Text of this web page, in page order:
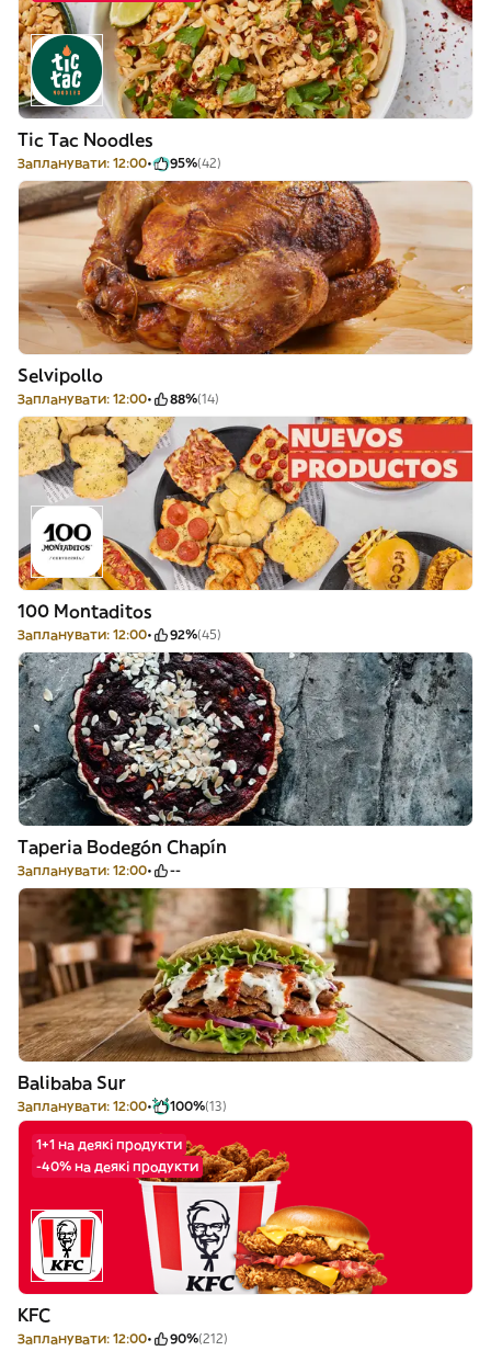
Tic Tac Noodles
Запланувати: 12:00 95%(42)
Selvipollo
Запланувати: 12:00 88%(14)
100 Montaditos
Запланувати: 12:00 92%(45)
Taperia Bodegón Chapín
Запланувати: 12:00 --
Balibaba Sur
Запланувати: 12:00 100%(13)
1+1 на деякі продукти
-40% на деякі продукти
KFC
Запланувати: 12:00 90%(212)